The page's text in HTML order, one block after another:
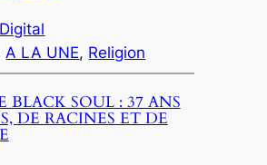
A LA UNE, Religion
BLACK SOUL : 37 ANS
DE RACINES ET DE